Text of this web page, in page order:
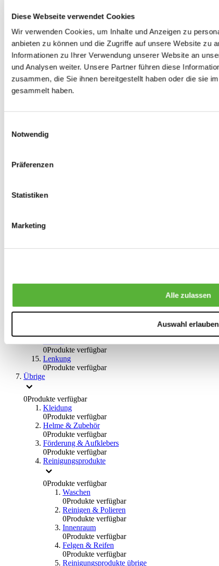
Diese Webseite verwendet Cookies
Wir verwenden Cookies, um Inhalte und Anzeigen zu
anbieten zu können und die Zugriffe auf unsere Website zu
Informationen zu Ihrer Verwendung unserer Website an
und Analysen weiter. Unsere Partner führen diese
zusammen, die Sie ihnen bereitgestellt haben oder die sie
gesammelt haben.
Notwendig
Präferenzen
Statistiken
Marketing
Alle zulassen
Auswahl erlauben
Radlagern & Naben
0Produkte verfügbar
Räder und Zubehör
0Produkte verfügbar
Spurverbreiterungen
0Produkte verfügbar
Radmuttern
0Produkte verfügbar
Bremsen
Handbremsen
0Produkte verfügbar
0Produkte verfügbar
Lenkung
0Produkte verfügbar
Übrige
0Produkte verfügbar
Kleidung
0Produkte verfügbar
Helme & Zubehör
0Produkte verfügbar
Förderung & Aufklebers
0Produkte verfügbar
Reinigungsprodukte
0Produkte verfügbar
Waschen
0Produkte verfügbar
Reinigen & Polieren
0Produkte verfügbar
Innenraum
0Produkte verfügbar
Felgen & Reifen
0Produkte verfügbar
Reinigungsprodukte übrige